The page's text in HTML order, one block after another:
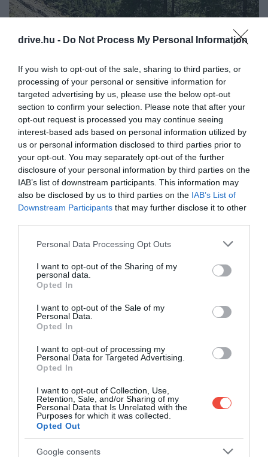
drive.hu - Do Not Process My Personal Information
If you wish to opt-out of the sale, sharing to third parties, or
processing of your personal or sensitive information for
targeted advertising by us, please use the below opt-out
section to confirm your selection. Please note that after your
opt-out request is processed you may continue seeing
interest-based ads based on personal information utilized by
us or personal information disclosed to third parties prior to
your opt-out. You may separately opt-out of the further
disclosure of your personal information by third parties on the
IAB’s list of downstream participants. This information may
also be disclosed by us to third parties on the IAB’s List of
Downstream Participants that may further disclose it to other
Please note that this website/app uses one or more Google
not limited to your visit or usage behaviour. You may click to
grant or deny consent to Google and its third-party tags to
use your data for below specified purposes in below Google
consent section.
Personal Data Processing Opt Outs
I want to opt-out of the Sharing of my
personal data.
Opted In
I want to opt-out of the Sale of my
Personal Data.
Opted In
I want to opt-out of processing my
Personal Data for Targeted Advertising.
Opted In
I want to opt-out of Collection, Use,
Retention, Sale, and/or Sharing of my
Personal Data that Is Unrelated with the
Purposes for which it was collected.
Opted Out
Google consents
Fotó:Instagram
6. MILLAU-I VÖLGYHÍD,
FRANCIAORSZÁG
A Tarn folyó völgyét hidalja át a franciák büszkesége,
ez a csodálatos viadukt, amely a magassága miatt
rekorder. 343 méter magas pilonjával és 245 méter
magas pilléreivel jelenleg is a világ legmagasabb
közúti hídjának számít; legmagasabb pontján
autópálya.